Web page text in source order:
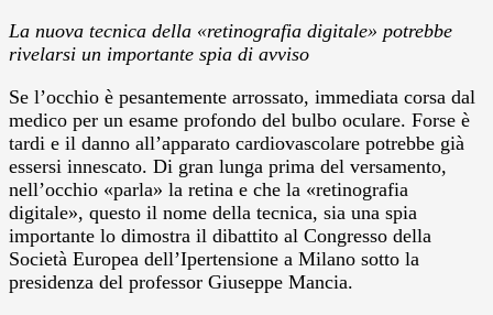
La nuova tecnica della «retinografia digitale» potrebbe
rivelarsi un importante spia di avviso
Se l’occhio è pesantemente arrossato, immediata corsa dal
medico per un esame profondo del bulbo oculare. Forse è
tardi e il danno all’apparato cardiovascolare potrebbe già
essersi innescato. Di gran lunga prima del versamento,
nell’occhio «parla» la retina e che la «retinografia
digitale», questo il nome della tecnica, sia una spia
importante lo dimostra il dibattito al Congresso della
Società Europea dell’Ipertensione a Milano sotto la
presidenza del professor Giuseppe Mancia.